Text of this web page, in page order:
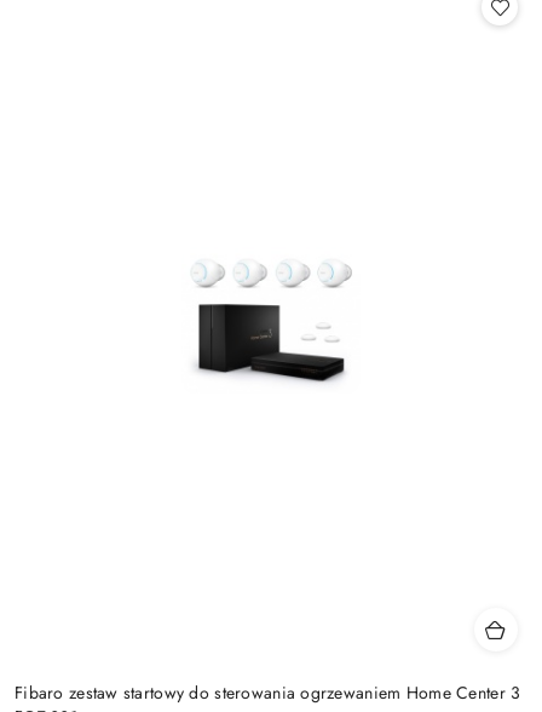
Fibaro zestaw startowy do sterowania ogrzewaniem Home Center 3